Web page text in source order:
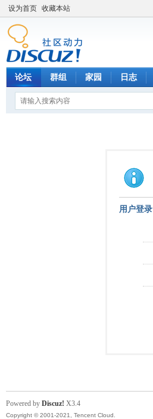
设为首页 收藏本站
论坛 群组 家园 日志
用户登录
Powered by Discuz! X3.4
Copyright © 2001-2021, Tencent Cloud.